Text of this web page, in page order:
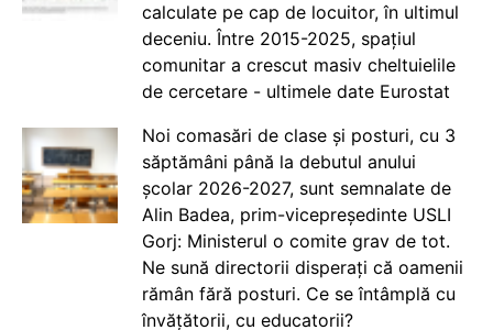
calculate pe cap de locuitor, în ultimul
deceniu. Între 2015-2025, spațiul
comunitar a crescut masiv cheltuielile
de cercetare - ultimele date Eurostat
Noi comasări de clase și posturi, cu 3
săptămâni până la debutul anului
școlar 2026-2027, sunt semnalate de
Alin Badea, prim-vicepreședinte USLI
Gorj: Ministerul o comite grav de tot.
Ne sună directorii disperați că oamenii
rămân fără posturi. Ce se întâmplă cu
învățătorii, cu educatorii?